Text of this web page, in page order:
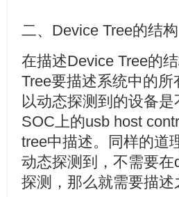
二、Device Tree的结构
在描述Device Tree的
Tree要描述系统中的
以动态探测到的设备
SOC上的usb host
tree中描述。同样的道
动态探测到，不需要
探测，那么就需要描述